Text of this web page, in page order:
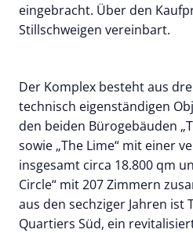
eingebracht. Über den
Stillschweigen vereinbart.
Der Komplex besteht aus
technisch eigenständigen
den beiden Bürogebäuden
sowie „The Lime“ mit einer
insgesamt circa 18.800 qm
Circle“ mit 207 Zimmern
aus den sechziger Jahren ist
Quartiers Süd, ein